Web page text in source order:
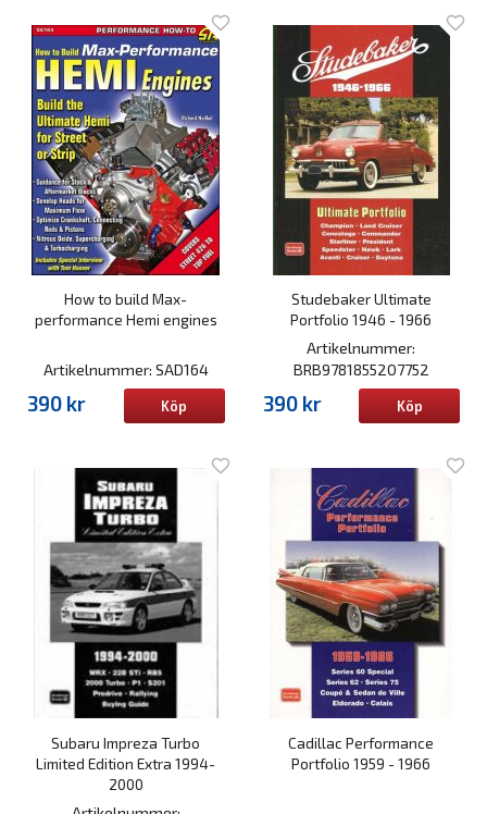
How to build Max-
performance Hemi engines
Artikelnummer: SAD164
390 kr Köp
Studebaker Ultimate
Portfolio 1946 - 1966
Artikelnummer:
BRB9781855207752
390 kr Köp
Subaru Impreza Turbo
Limited Edition Extra 1994-
2000
Cadillac Performance
Portfolio 1959 - 1966